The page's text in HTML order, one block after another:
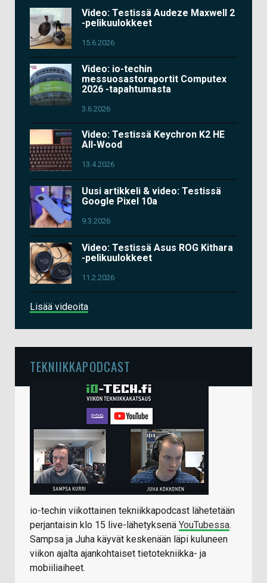
Video: Testissä Audeze Maxwell 2
-pelikuulokkeet
15.6.2026
Video: io-techin
messuosastoraportit Computex
2026 -tapahtumasta
3.6.2026
Video: Testissä Keychron K2 HE
All-Wood
13.4.2026
Uusi artikkeli & video: Testissä
Google Pixel 10a
9.3.2026
Video: Testissä Asus ROG Kithara
-pelikuulokkeet
11.2.2026
Lisää videoita
TEKNIIKKAPODCAST
io-techin viikottainen tekniikkapodcast lähetetään
perjantaisin klo 15 live-lähetyksenä YouTubessa.
Sampsa ja Juha käyvät keskenään läpi kuluneen
viikon ajalta ajankohtaiset tietotekniikka- ja
mobiiliaiheet.